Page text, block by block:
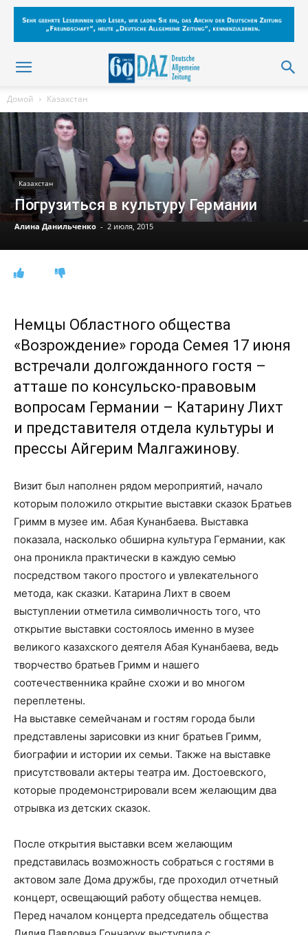
Домой Казахстан
Казахстан
Погрузиться в культуру Германии
Алина Данильченко - 2 июля, 2015
Немцы Областного общества
«Возрождение» города Семея 17 июня
встречали долгожданного гостя –
атташе по консульско-правовым
вопросам Германии – Катарину Лихт
и представителя отдела культуры и
прессы Айгерим Малгажинову.
Визит был наполнен рядом мероприятий, начало
которым положило открытие выставки сказок Братьев
Гримм в музее им. Абая Кунанбаева. Выставка
показала, насколько обширна культура Германии, как
она проникла практически в каждую семью
посредством такого простого и увлекательного
метода, как сказки. Катарина Лихт в своем
выступлении отметила символичность того, что
открытие выставки состоялось именно в музее
великого казахского деятеля Абая Кунанбаева, ведь
творчество братьев Гримм и нашего
соотечественника крайне схожи и во многом
переплетены.
На выставке семейчанам и гостям города были
представлены зарисовки из книг братьев Гримм,
биографии и истории их семьи. Также на выставке
присутствовали актеры театра им. Достоевского,
которые продемонстрировали всем желающим два
отрывка из детских сказок.
После открытия выставки всем желающим
представилась возможность собраться с гостями в
актовом зале Дома дружбы, где проходил отчетный
концерт, освещающий работу общества немцев.
Перед началом концерта председатель общества